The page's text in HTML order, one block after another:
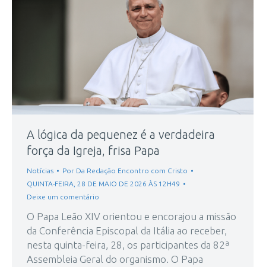
A lógica da pequenez é a verdadeira
força da Igreja, frisa Papa
Notícias Por Da Redação Encontro com Cristo
QUINTA-FEIRA, 28 DE MAIO DE 2026 ÀS 12H49
Deixe um comentário
O Papa Leão XIV orientou e encorajou a missão
da Conferência Episcopal da Itália ao receber,
nesta quinta-feira, 28, os participantes da 82ª
Assembleia Geral do organismo. O Papa